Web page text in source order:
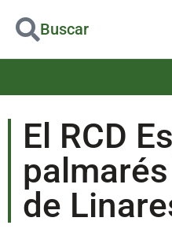
Buscar
El RCD
de